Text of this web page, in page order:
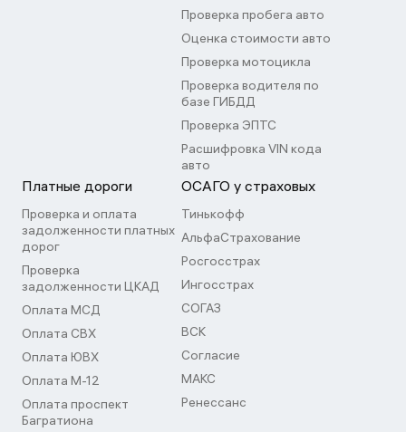
Проверка пробега авто
Оценка стоимости авто
Проверка мотоцикла
Проверка водителя по
базе ГИБДД
Проверка ЭПТС
Расшифровка VIN кода
авто
Платные дороги
Проверка и оплата
задолженности платных
дорог
Проверка
задолженности ЦКАД
Оплата МСД
Оплата СВХ
Оплата ЮВХ
Оплата М-12
Оплата проспект
Багратиона
ОСАГО у страховых
Тинькофф
АльфаСтрахование
Росгосстрах
Ингосстрах
СОГАЗ
ВСК
Согласие
МАКС
Ренессанс